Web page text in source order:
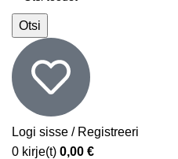
Otsi
Logi sisse / Registreeri
0 kirje(t) 0,00 €